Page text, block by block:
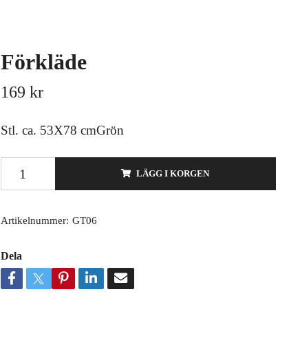
Förkläde
169 kr
Stl. ca. 53X78 cmGrön
LÄGG I KORGEN
Artikelnummer: GT06
Dela